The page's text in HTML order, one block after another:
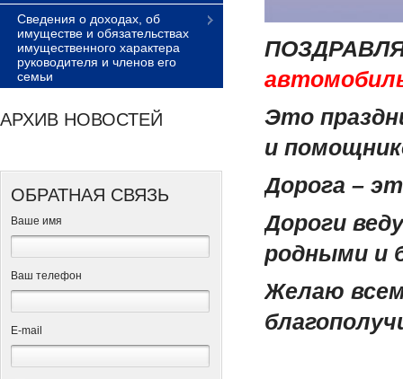
Сведения о доходах, об
имуществе и обязательствах
имущественного характера
руководителя и членов его
семьи
АРХИВ НОВОСТЕЙ
ОБРАТНАЯ СВЯЗЬ
Ваше имя
Ваш телефон
Е-mail
Это
и
Дорога –
Дороги
родными и
Желаю